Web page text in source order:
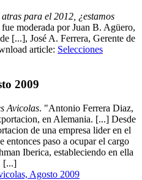
para el 2012, ¿estamos
moderada por Juan B. Agüero,
[...], José A. Ferrera, Gerente de
article: Selecciones
2009
Avicolas. "Antonio Ferrera Diaz,
en Alemania. [...] Desde
de una empresa lider en el
entonces paso a ocupar el cargo
Iberica, estableciendo en ella
[...]
Agosto 2009